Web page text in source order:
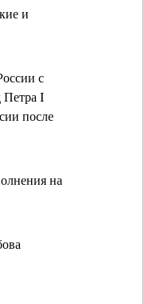
и
с
Петра I
после
на